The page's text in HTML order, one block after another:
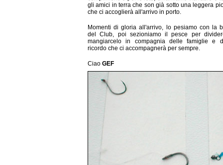
gli amici in terra che son già sotto una leggera
che ci accoglierà all'arrivo in porto.
Momenti di gloria all'arrivo, lo pesiamo con la
del Club, poi sezioniamo il pesce per
mangiarcelo in compagnia delle famiglie e
ricordo che ci accompagnerà per sempre.
Ciao GEF